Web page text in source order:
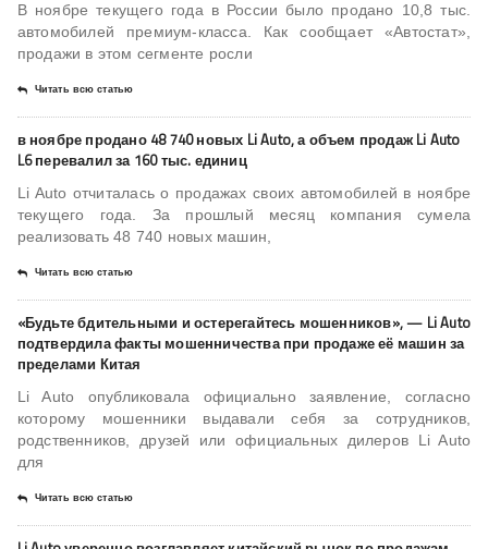
В ноябре текущего года в России было продано 10,8 тыс.
автомобилей премиум-класса. Как сообщает «Автостат»,
продажи в этом сегменте росли
Читать всю статью
в ноябре продано 48 740 новых Li Auto, а объем продаж Li Auto
L6 перевалил за 160 тыс. единиц
Li Auto отчиталась о продажах своих автомобилей в ноябре
текущего года. За прошлый месяц компания сумела
реализовать 48 740 новых машин,
Читать всю статью
«Будьте бдительными и остерегайтесь мошенников», — Li Auto
подтвердила факты мошенничества при продаже её машин за
пределами Китая
Li Auto опубликовала официально заявление, согласно
которому мошенники выдавали себя за сотрудников,
родственников, друзей или официальных дилеров Li Auto
для
Читать всю статью